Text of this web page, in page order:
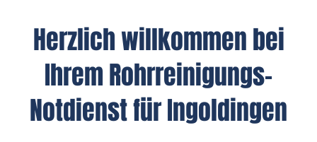
Herzlich willkommen bei
Ihrem Rohrreinigungs-
Notdienst für Ingoldingen